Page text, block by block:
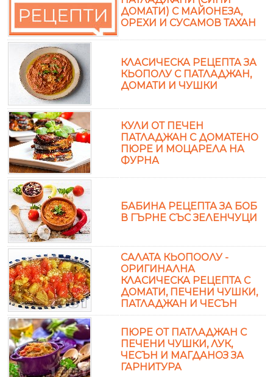
ДОМАТИ) С МАЙОНЕЗА,
ОРЕХИ И СУСАМОВ ТАХАН
КЛАСИЧЕСКА РЕЦЕПТА ЗА
КЬОПОЛУ С ПАТЛАДЖАН,
ДОМАТИ И ЧУШКИ
КУЛИ ОТ ПЕЧЕН
ПАТЛАДЖАН С ДОМАТЕНО
ПЮРЕ И МОЦАРЕЛА НА
ФУРНА
БАБИНА РЕЦЕПТА ЗА БОБ
В ГЪРНЕ СЪС ЗЕЛЕНЧУЦИ
САЛАТА КЬОПООЛУ -
ОРИГИНАЛНА
КЛАСИЧЕСКА РЕЦЕПТА С
ДОМАТИ, ПЕЧЕНИ ЧУШКИ,
ПАТЛАДЖАН И ЧЕСЪН
ПЮРЕ ОТ ПАТЛАДЖАН С
ПЕЧЕНИ ЧУШКИ, ЛУК,
ЧЕСЪН И МАГДАНОЗ ЗА
ГАРНИТУРА